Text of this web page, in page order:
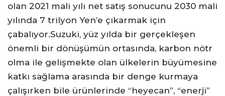
olan 2021 mali yılı net satış sonucunu 2030 mali
yılında 7 trilyon Yen’e çıkarmak için
çabalıyor.Suzuki, yüz yılda bir gerçekleşen
önemli bir dönüşümün ortasında, karbon nötr
olma ile gelişmekte olan ülkelerin büyümesine
katkı sağlama arasında bir denge kurmaya
çalışırken bile ürünlerinde “heyecan”, “enerji”